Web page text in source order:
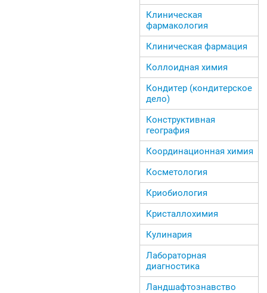
Клиническая
фармакология
Клиническая фармация
Коллоидная химия
Кондитер (кондитерское
дело)
Конструктивная
география
Координационная химия
Косметология
Криобиология
Кристаллохимия
Кулинария
Лабораторная
диагностика
Ландшафтознавство